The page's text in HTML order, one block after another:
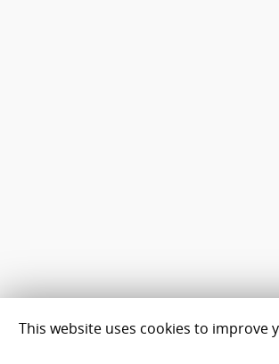
This website uses cookies to